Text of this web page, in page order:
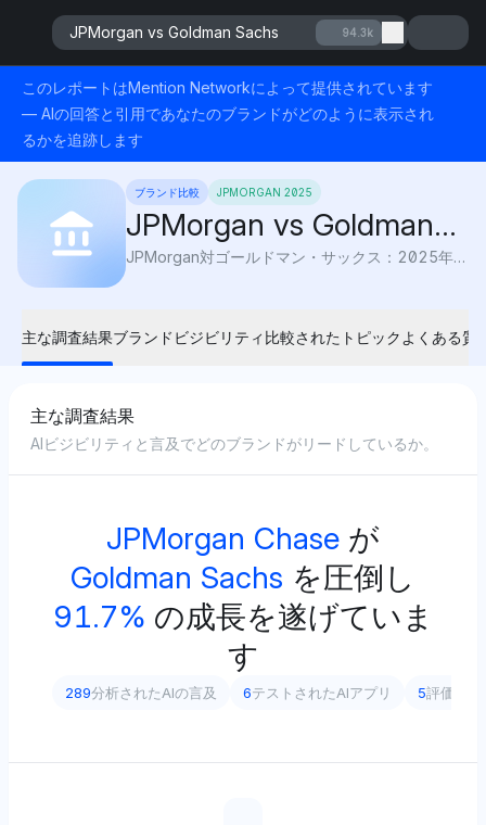
JPMorgan vs Goldman Sachs 94.3k
このレポートはMention Networkによって提供されています
— AIの回答と引用であなたのブランドがどのように表示され
るかを追跡します
ブランド比較 JPMORGAN 2025
JPMorgan vs Goldman
Sachs
JPMorgan対ゴールドマン・サックス：2025年にAIの言及、収益性、リスク、ブランド力でどちらのウォールストリートの強者が高評価を得るのか？
主な調査結果ブランドビジビリティ 比較されたトピック よくある質
主な調査結果
AIビジビリティと言及でどのブランドがリードしているか。
JPMorgan Chase が
Goldman Sachs を圧倒し
91.7% の成長を遂げていま
す
289分析されたAIの言及 6テストされたAIアプリ 5評価さ